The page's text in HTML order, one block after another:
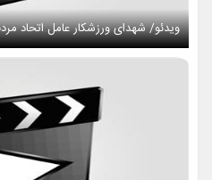
ویدئو/ شهدای ورزشکار عامل اتحاد